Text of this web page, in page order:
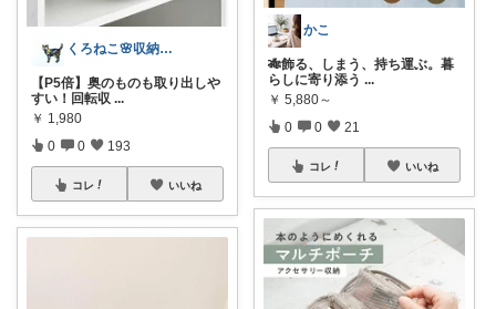
くろねこ🌸収納＆キッチン整理
【P5倍】奥のものも取り出しや
すい！回転収 ...
￥ 1,980
0 0 193
コレ いいね
かこ
🎋飾る、しまう、持ち運ぶ。暮
らしに寄り添う ...
￥ 5,880～
0 0 21
コレ いいね